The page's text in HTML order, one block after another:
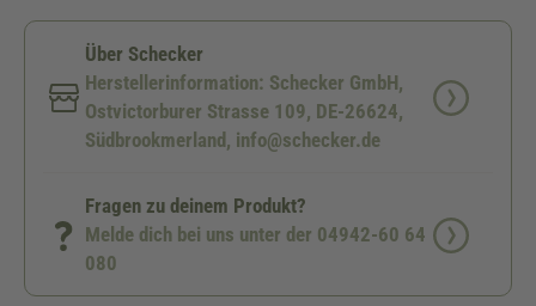
Über Schecker
Herstellerinformation: Schecker GmbH,
Ostvictorburer Strasse 109, DE-26624,
Südbrookmerland, info@schecker.de
Fragen zu deinem Produkt?
Melde dich bei uns unter der 04942-60 64
080